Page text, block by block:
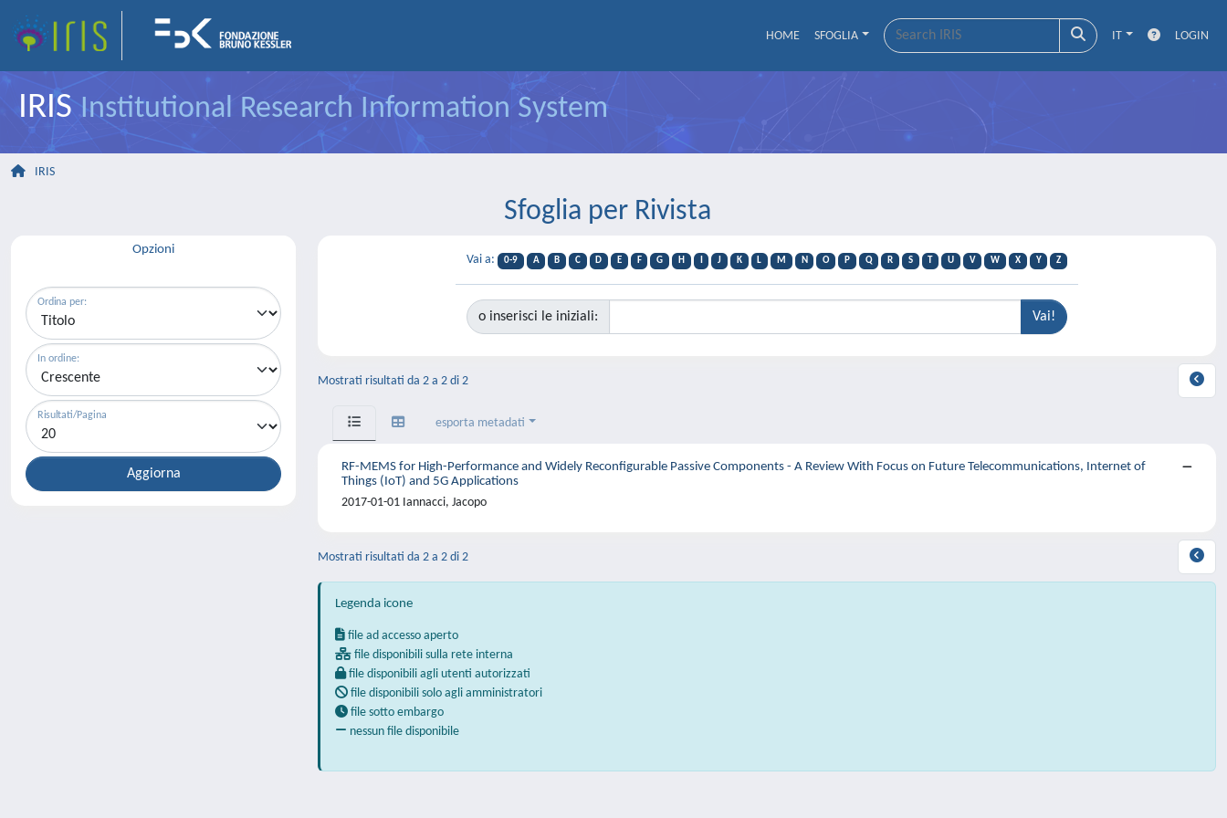
HOME SFOGLIA IT LOGIN
IRISInstitutional Research Information System
IRIS
Sfoglia per Rivista
Opzioni
Ordina per:
In ordine:
Risultati/Pagina
Vai a: 0-9 A B C D E F G H J K L M N O P Q R S T U V W X Y Z
o inserisci le iniziali:
Mostrati risultati da 2 a 2 di 2
esporta metadati
RF-MEMS for High-Performance and Widely Reconfigurable Passive Components - A Review With Focus on Future Telecommunications, Internet of
Things (IoT) and 5G Applications
2017-01-01 Iannacci, Jacopo
Mostrati risultati da 2 a 2 di 2
Legenda icone
file ad accesso aperto
file disponibili sulla rete interna
file disponibili agli utenti autorizzati
file disponibili solo agli amministratori
file sotto embargo
nessun file disponibile